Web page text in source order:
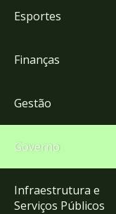
Esportes
Finanças
Gestão
Governo
Infraestrutura e
Serviços Públicos